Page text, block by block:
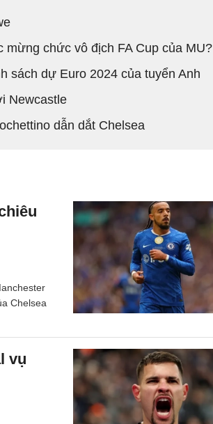
chức vô địch FA Cup của MU?
sách dự Euro 2024 của tuyển Anh
Newcastle
dẫn dắt Chelsea
Chelsea
vụ